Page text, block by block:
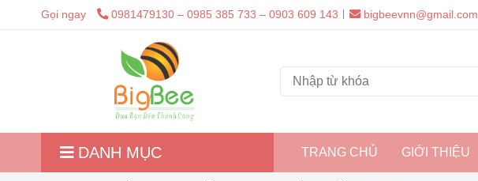
Gọi ngay 0981479130 – 0985 385 733 – 0903 609 143 bigbeevnn@gmail.com
DANH MỤC TRANG CHỦ GIỚI THIỆU